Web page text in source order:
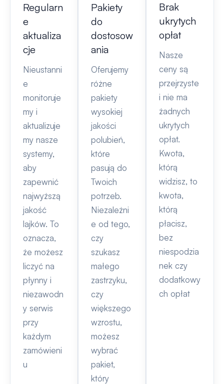
Regularn
e
aktualiza
cje
Nieustanni
e
monitoruje
my i
aktualizuje
my nasze
systemy,
aby
zapewnić
najwyższą
jakość
lajków. To
oznacza,
że możesz
liczyć na
płynny i
niezawodn
y serwis
przy
każdym
zamówieni
u
Pakiety
do
dostosow
ania
Oferujemy
różne
pakiety
wysokiej
jakości
polubień,
które
pasują do
Twoich
potrzeb.
Niezależni
e od tego,
czy
szukasz
małego
zastrzyku,
czy
większego
wzrostu,
możesz
wybrać
pakiet,
który
Brak
ukrytych
opłat
Nasze
ceny są
przejrzyste
i nie ma
żadnych
ukrytych
opłat.
Kwota,
którą
widzisz, to
kwota,
którą
płacisz,
bez
niespodzia
nek czy
dodatkowy
ch opłat